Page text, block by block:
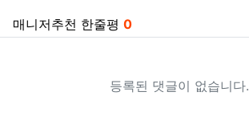
매니저추천 한줄평 0
등록된 댓글이 없습니다.